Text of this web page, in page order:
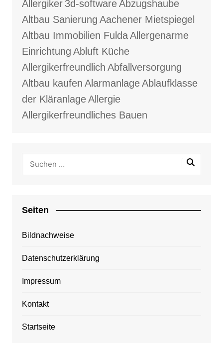
Allergiker 3d-softwareAbzugshaube
Altbau Sanierung Aachener Mietspiegel
Altbau Immobilien FuldaAllergenarme
Einrichtung Abluft Küche
Allergikerfreundlich Abfallversorgung
Altbau kaufen AlarmanlageAblaufklasse
der KläranlageAllergie
Allergikerfreundliches Bauen
Seiten
Bildnachweise
Datenschutzerklärung
Impressum
Kontakt
Startseite